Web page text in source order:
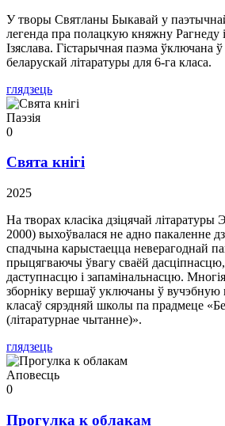
У творы Святланы Быкавай у
легенда пра полацкую княжну Рагнеду
Ізяслава. Гістарычная паэма ўключана
беларускай літаратуры для 6-га класа.
глядзець
Паэзія
0
Свята кнігі
2025
На творах класіка дзіцячай літаратуры
2000) выхоўвалася не адно пакаленне
спадчына карыстаецца неверагоднай
прыцягваючы ўвагу сваёй
даступнасцю і запамінальнасцю.
зборніку вершаў уключаны ў
класаў сярэдняй школы па прадмеце
(літаратурнае чытанне)».
глядзець
Аповесць
0
Прогулка к облакам